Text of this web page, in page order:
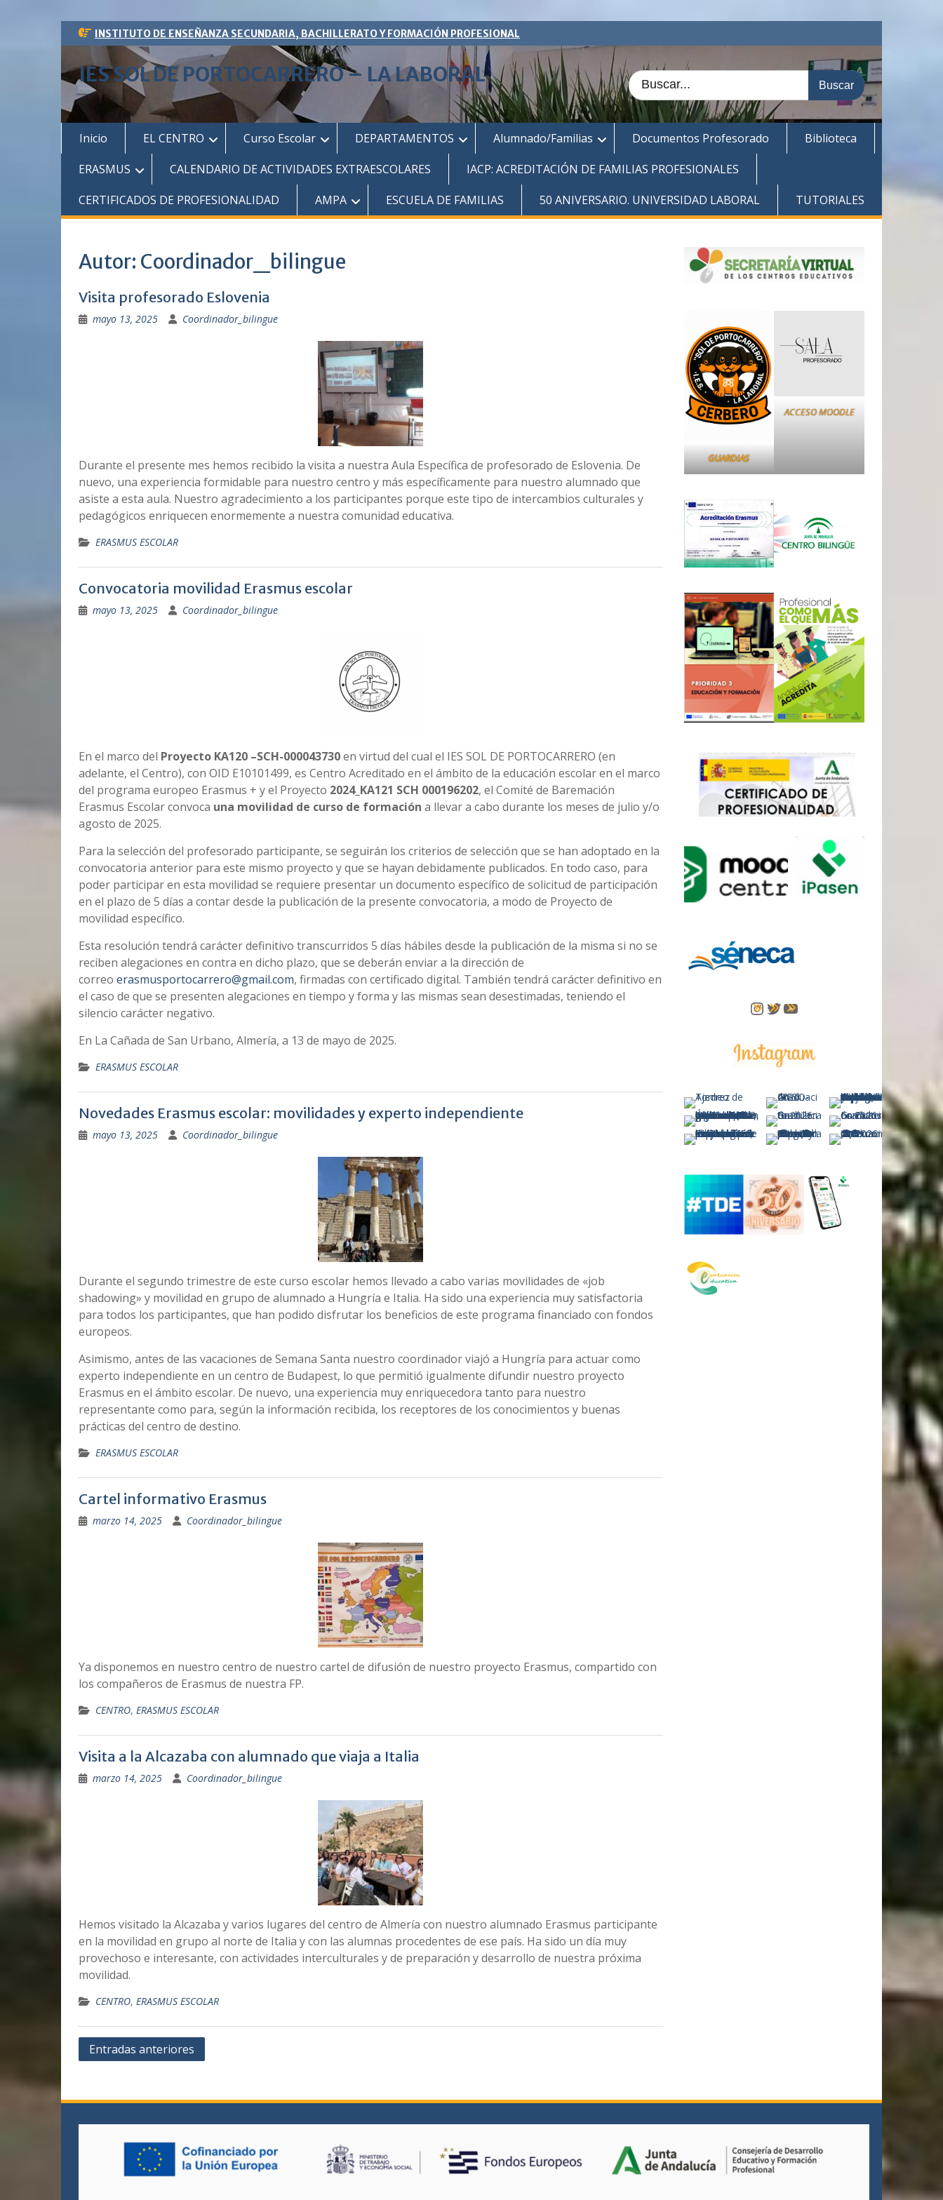
Saltar
al
contenido
INSTITUTO DE ENSEÑANZA SECUNDARIA, BACHILLERATO Y FORMACIÓN PROFESIONAL
IES SOL DE PORTOCARRERO – LA LABORAL Buscar:
Inicio EL CENTRO Curso Escolar DEPARTAMENTOS Alumnado/Familias Documentos Profesorado
Biblioteca
ERASMUS
CALENDARIO DE ACTIVIDADES EXTRAESCOLARES
IACP: ACREDITACIÓN DE FAMILIAS PROFESIONALES
CERTIFICADOS DE PROFESIONALIDAD
AMPA ESCUELA DE FAMILIAS 50 ANIVERSARIO. UNIVERSIDAD LABORAL TUTORIALES
Autor: Coordinador_bilingue
Visita profesorado Eslovenia
mayo 13, 2025 Coordinador_bilingue
Durante el presente mes hemos recibido la visita a nuestra Aula Específica de profesorado de Eslovenia. De
nuevo, una experiencia formidable para nuestro centro y más específicamente para nuestro alumnado que
asiste a esta aula. Nuestro agradecimiento a los participantes porque este tipo de intercambios culturales y
pedagógicos enriquecen enormemente a nuestra comunidad educativa.
ERASMUS ESCOLAR
Convocatoria movilidad Erasmus escolar
mayo 13, 2025 Coordinador_bilingue
En el marco del Proyecto KA120 –SCH-000043730en virtud del cual el IES SOL DE PORTOCARRERO (en
adelante, el Centro), con OID E10101499, es Centro Acreditado en el ámbito de la educación escolar en el marco
del programa europeo Erasmus + y el Proyecto 2024_KA121 SCH 000196202, el Comité de Baremación
Erasmus Escolar convoca una movilidad de curso de formación a llevar a cabo durante los meses de julio y/o
agosto de 2025.
Para la selección del profesorado participante, se seguirán los criterios de selección que se han adoptado en la
convocatoria anterior para este mismo proyecto y que se hayan debidamente publicados. En todo caso, para
poder participar en esta movilidad se requiere presentar un documento específico de solicitud de participación
en el plazo de 5 días a contar desde la publicación de la presente convocatoria, a modo de Proyecto de
movilidad específico.
Esta resolución tendrá carácter definitivo transcurridos 5 días hábiles desde la publicación de la misma si no se
reciben alegaciones en contra en dicho plazo, que se deberán enviar a la dirección de
correo erasmusportocarrero@gmail.com, firmadas con certificado digital. También tendrá carácter definitivo en
el caso de que se presenten alegaciones en tiempo y forma y las mismas sean desestimadas, teniendo el
silencio carácter negativo.
En La Cañada de San Urbano, Almería, a 13 de mayo de 2025.
ERASMUS ESCOLAR
Novedades Erasmus escolar: movilidades y experto independiente
mayo 13, 2025 Coordinador_bilingue
Durante el segundo trimestre de este curso escolar hemos llevado a cabo varias movilidades de «job
shadowing» y movilidad en grupo de alumnado a Hungría e Italia. Ha sido una experiencia muy satisfactoria
para todos los participantes, que han podido disfrutar los beneficios de este programa financiado con fondos
europeos.
Asimismo, antes de las vacaciones de Semana Santa nuestro coordinador viajó a Hungría para actuar como
experto independiente en un centro de Budapest, lo que permitió igualmente difundir nuestro proyecto
Erasmus en el ámbito escolar. De nuevo, una experiencia muy enriquecedora tanto para nuestro
representante como para, según la información recibida, los receptores de los conocimientos y buenas
prácticas del centro de destino.
ERASMUS ESCOLAR
Cartel informativo Erasmus
marzo 14, 2025 Coordinador_bilingue
Ya disponemos en nuestro centro de nuestro cartel de difusión de nuestro proyecto Erasmus, compartido con
los compañeros de Erasmus de nuestra FP.
CENTRO, ERASMUS ESCOLAR
Visita a la Alcazaba con alumnado que viaja a Italia
marzo 14, 2025 Coordinador_bilingue
Hemos visitado la Alcazaba y varios lugares del centro de Almería con nuestro alumnado Erasmus participante
en la movilidad en grupo al norte de Italia y con las alumnas procedentes de ese país. Ha sido un día muy
provechoso e interesante, con actividades interculturales y de preparación y desarrollo de nuestra próxima
movilidad.
CENTRO, ERASMUS ESCOLAR
Navegación
Entradas anteriores
GUARDIAS
ACCESO MOODLE
Instagram
Twitter
YouTube